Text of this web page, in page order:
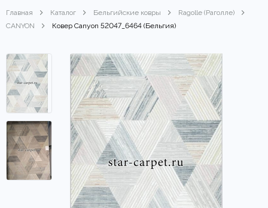
Главная Каталог Бельгийские ковры
Ragolle (Раголле)
CANYON
Ковер Canyon 52047_6464 (Бельгия)